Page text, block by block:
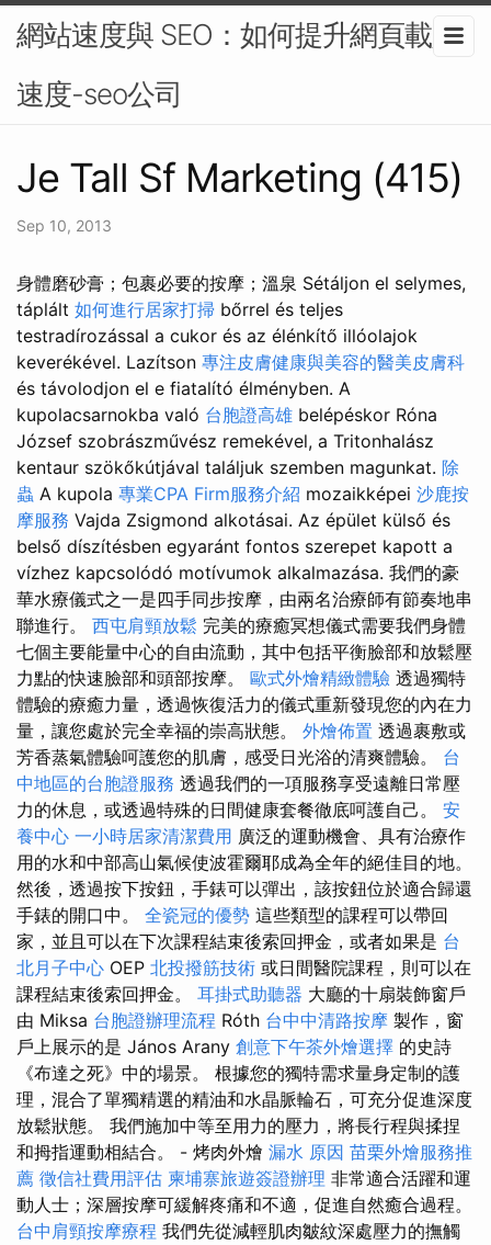
網站速度與 SEO：如何提升網頁載入
速度-seo公司
Je Tall Sf Marketing (415)
Sep 10, 2013
身體磨砂膏；包裹必要的按摩；溫泉 Sétáljon el selymes,
táplált 如何進行居家打掃 bőrrel és teljes
testradírozással a cukor és az élénkítő illóolajok
keverékével. Lazítson 專注皮膚健康與美容的醫美皮膚科
és távolodjon el e fiatalító élményben. A
kupolacsarnokba való 台胞證高雄 belépéskor Róna
József szobrászművész remekével, a Tritonhalász
kentaur szökőkútjával találjuk szemben magunkat. 除
蟲 A kupola 專業CPA Firm服務介紹 mozaikképei 沙鹿按
摩服務 Vajda Zsigmond alkotásai. Az épület külső és
belső díszítésben egyaránt fontos szerepet kapott a
vízhez kapcsolódó motívumok alkalmazása. 我們的豪
華水療儀式之一是四手同步按摩，由兩名治療師有節奏地串
聯進行。 西屯肩頸放鬆 完美的療癒冥想儀式需要我們身體
七個主要能量中心的自由流動，其中包括平衡臉部和放鬆壓
力點的快速臉部和頭部按摩。 歐式外燴精緻體驗 透過獨特
體驗的療癒力量，透過恢復活力的儀式重新發現您的內在力
量，讓您處於完全幸福的崇高狀態。 外燴佈置 透過裹敷或
芳香蒸氣體驗呵護您的肌膚，感受日光浴的清爽體驗。 台
中地區的台胞證服務 透過我們的一項服務享受遠離日常壓
力的休息，或透過特殊的日間健康套餐徹底呵護自己。 安
養中心 一小時居家清潔費用 廣泛的運動機會、具有治療作
用的水和中部高山氣候使波霍爾耶成為全年的絕佳目的地。
然後，透過按下按鈕，手錶可以彈出，該按鈕位於適合歸還
手錶的開口中。 全瓷冠的優勢 這些類型的課程可以帶回
家，並且可以在下次課程結束後索回押金，或者如果是 台
北月子中心 OEP 北投撥筋技術 或日間醫院課程，則可以在
課程結束後索回押金。 耳掛式助聽器 大廳的十扇裝飾窗戶
由 Miksa 台胞證辦理流程 Róth 台中中清路按摩 製作，窗
戶上展示的是 János Arany 創意下午茶外燴選擇 的史詩
《布達之死》中的場景。 根據您的獨特需求量身定制的護
理，混合了單獨精選的精油和水晶脈輪石，可充分促進深度
放鬆狀態。 我們施加中等至用力的壓力，將長行程與揉捏
和拇指運動相結合。 - 烤肉外燴 漏水 原因 苗栗外燴服務推
薦 徵信社費用評估 柬埔寨旅遊簽證辦理 非常適合活躍和運
動人士；深層按摩可緩解疼痛和不適，促進自然癒合過程。
台中肩頸按摩療程 我們先從減輕肌肉皺紋深處壓力的撫觸